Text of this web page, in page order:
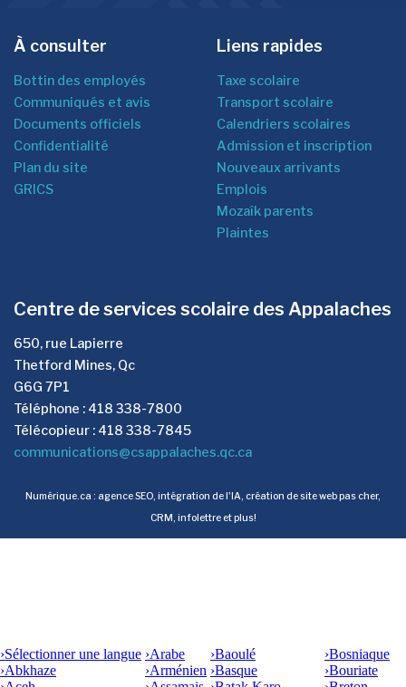
À consulter
Bottin des employés
Communiqués et avis
Documents officiels
Confidentialité
Plan du site
GRICS
Liens rapides
Taxe scolaire
Transport scolaire
Calendriers scolaires
Admission et inscription
Nouveaux arrivants
Emplois
Mozaîk parents
Plaintes
Centre de services scolaire des Appalaches
650, rue Lapierre
Thetford Mines, Qc
G6G 7P1
Téléphone : 418 338-7800
Télécopieur : 418 338-7845
communications@csappalaches.qc.ca
Numérique.ca : agence SEO, intégration de l'IA, création de site web pas cher,
CRM, infolettreet plus!